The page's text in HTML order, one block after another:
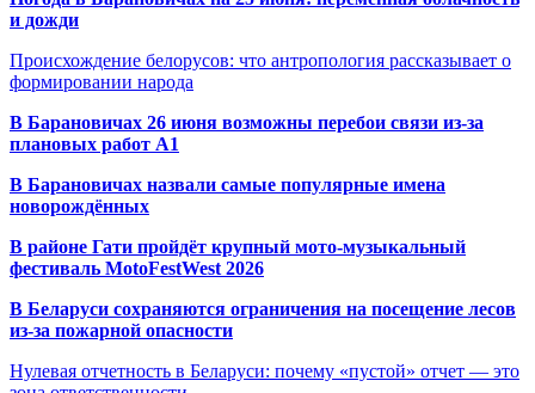
и дожди
Происхождение белорусов: что антропология рассказывает о
формировании народа
В Барановичах 26 июня возможны перебои связи из-за
плановых работ A1
В Барановичах назвали самые популярные имена
новорождённых
В районе Гати пройдёт крупный мото-музыкальный
фестиваль MotoFestWest 2026
В Беларуси сохраняются ограничения на посещение лесов
из-за пожарной опасности
Нулевая отчетность в Беларуси: почему «пустой» отчет — это